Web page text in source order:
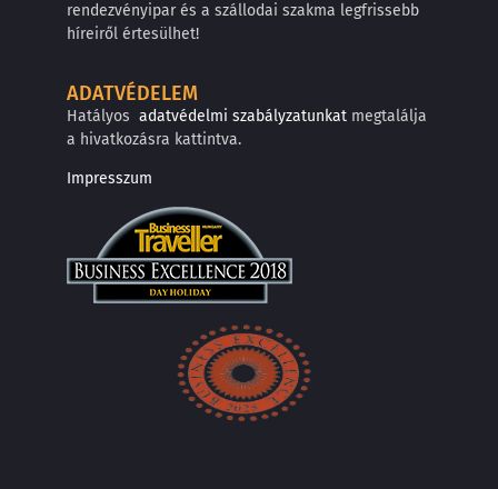
rendezvényipar és a szállodai szakma legfrissebb
híreiről értesülhet!
ADATVÉDELEM
Hatályos adatvédelmi szabályzatunkat megtalálja
a hivatkozásra kattintva.
Impresszum